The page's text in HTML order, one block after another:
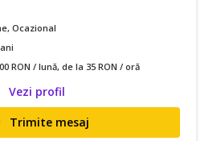
Ocazional
RON / lună, de la 35 RON / oră
Vezi profil
Trimite mesaj